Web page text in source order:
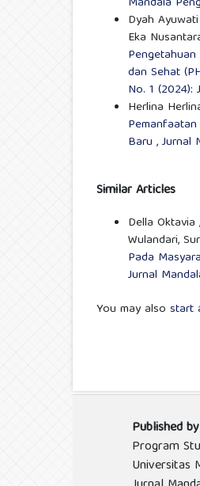
Dyah
Eka
dan Sehat
No. 1 (2024):
Herlina
Baru ,Jurnal
Similar Articles
Della
Wulandari,
Pada
Jurnal
You may also start
Published by
Program
Universitas